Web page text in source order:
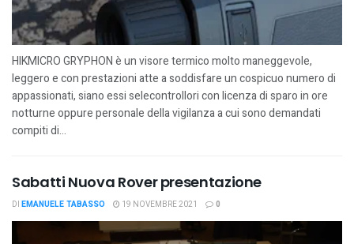
HIKMICRO GRYPHON è un visore termico molto maneggevole,
leggero e con prestazioni atte a soddisfare un cospicuo numero di
appassionati, siano essi selecontrollori con licenza di sparo in ore
notturne oppure personale della vigilanza a cui sono demandati
compiti di...
Sabatti Nuova Rover presentazione
DI EMANUELE TABASSO 19 NOVEMBRE 2021 0